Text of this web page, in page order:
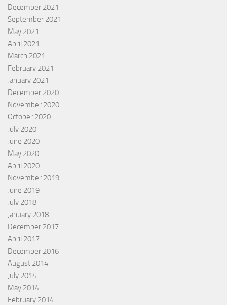
December 2021
September 2021
May 2021
April 2021
March 2021
February 2021
January 2021
December 2020
November 2020
October 2020
July 2020
June 2020
May 2020
April 2020
November 2019
June 2019
July 2018
January 2018
December 2017
April 2017
December 2016
August 2014
July 2014
May 2014
February 2014